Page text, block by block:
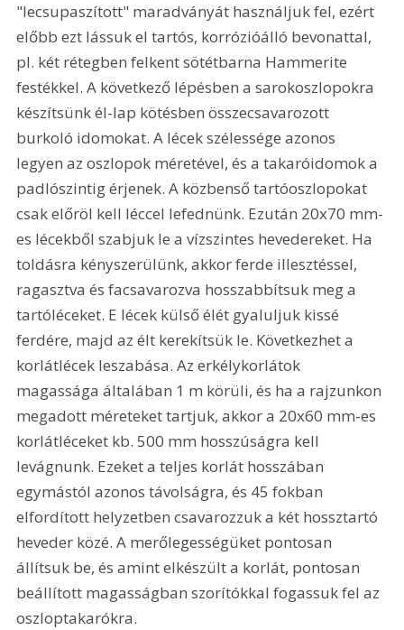
"lecsupaszított" maradványát használjuk fel, ezért
előbb ezt lássuk el tartós, korrózióálló bevonattal,
pl. két rétegben felkent sötétbarna Hammerite
festékkel. A következő lépésben a sarokoszlopokra
készítsünk él-lap kötésben összecsavarozott
burkoló idomokat. A lécek szélessége azonos
legyen az oszlopok méretével, és a takaróidomok a
padlószintig érjenek. A közbenső tartóoszlopokat
csak előröl kell léccel lefednünk. Ezután 20x70 mm-
es lécekből szabjuk le a vízszintes hevedereket. Ha
toldásra kényszerülünk, akkor ferde illesztéssel,
ragasztva és facsavarozva hosszabbítsuk meg a
tartóléceket. E lécek külső élét gyaluljuk kissé
ferdére, majd az élt kerekítsük le. Következhet a
korlátlécek leszabása. Az erkélykorlátok
magassága általában 1 m körüli, és ha a rajzunkon
megadott méreteket tartjuk, akkor a 20x60 mm-es
korlátléceket kb. 500 mm hosszúságra kell
levágnunk. Ezeket a teljes korlát hosszában
egymástól azonos távolságra, és 45 fokban
elfordított helyzetben csavarozzuk a két hossztartó
heveder közé. A merőlegességüket pontosan
állítsuk be, és amint elkészült a korlát, pontosan
beállított magasságban szorítókkal fogassuk fel az
oszloptakarókra.